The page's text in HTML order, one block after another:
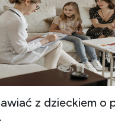
z dzieckiem o